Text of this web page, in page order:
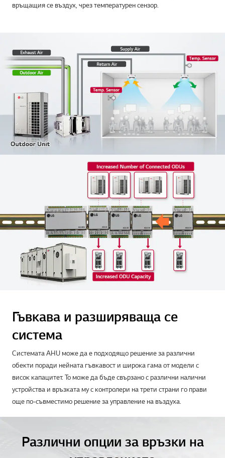
връщащия се въздух, чрез температурен сензор.
Гъвкава и разширяваща се
система
Системата AHU може да е подходящо решение за различни
обекти поради нейната гъвкавост и широка гама от модели с
висок капацитет. То може да бъде свързано с различни налични
устройства и връзката му с контролери на трети страни го прави
още по-съвместимо решение за управление на въздуха.
Различни опции за връзки на